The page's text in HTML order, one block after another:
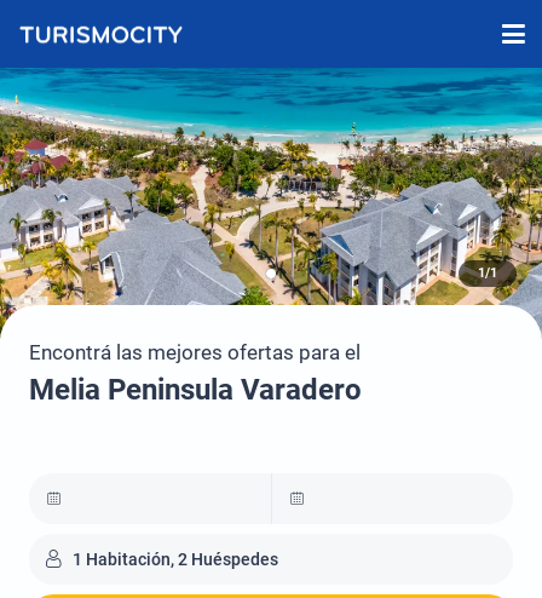
1/1
Encontrá las mejores ofertas para el
Melia Peninsula Varadero
1 Habitación, 2 Huéspedes